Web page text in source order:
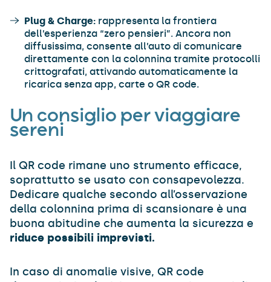
Plug & Charge: rappresenta la frontiera
dell’esperienza “zero pensieri”. Ancora non
diffusissima, consente all’auto di comunicare
direttamente con la colonnina tramite protocolli
crittografati, attivando automaticamente la
ricarica senza app, carte o QR code.
Un consiglio per viaggiare
sereni
Il QR code rimane uno strumento efficace,
soprattutto se usato con consapevolezza.
Dedicare qualche secondo all’osservazione
della colonnina prima di scansionare è una
buona abitudine che aumenta la sicurezza e
riduce possibili imprevisti.
In caso di anomalie visive, QR code